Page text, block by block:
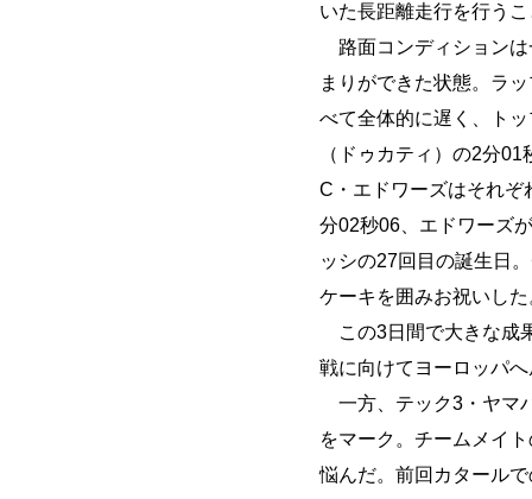
いた長距離走行を行う
路面コンディションは
まりができた状態。ラ
べて全体的に遅く、ト
（ドゥカティ）の2分
C・エドワーズはそれぞ
分02秒06、エドワーズ
ッシの27回目の誕生日
ケーキを囲みお祝いした
この3日間で大きな成
戦に向けてヨーロッパ
一方、テック3・ヤマ
をマーク。チームメイ
悩んだ。前回カタール